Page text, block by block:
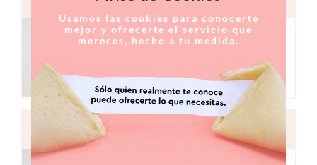
Unidad de Ginecología
DRA. JULLY URREA SÁNCHEZ
Usamos las cookies para conocerte
mejor y ofrecerte el servicio que
mereces, hecho a tu medida.